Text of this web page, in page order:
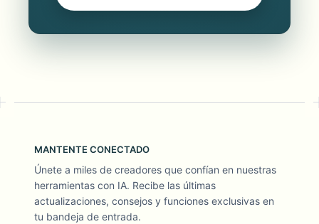
MANTENTE CONECTADO
Únete a miles de creadores que confían en nuestras
herramientas con IA. Recibe las últimas
actualizaciones, consejos y funciones exclusivas en
tu bandeja de entrada.